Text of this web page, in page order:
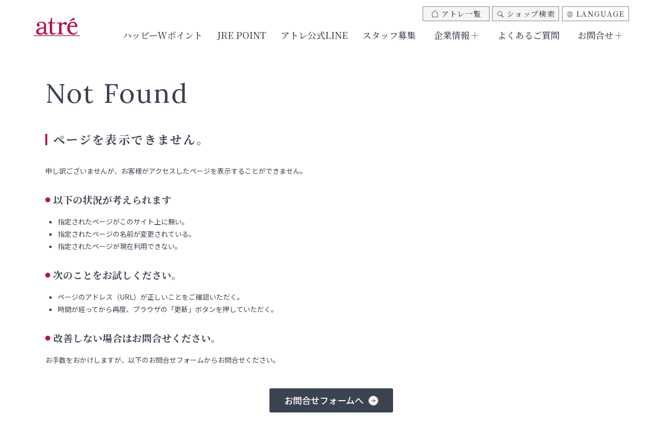
ハッピーWポイント JRE POINT アトレ公式LINE スタッフ募集 企業情報 よくあるご質問 お問合せ
アトレ一覧 ショップ検索 LANGUAGE
Not Found
ページを表示できません。
申し訳ございませんが、お客様がアクセスしたページを表示することができません。
以下の状況が考えられます
指定されたページがこのサイト上に無い。
指定されたページの名前が変更されている。
指定されたページが現在利用できない。
次のことをお試しください。
ページのアドレス（URL）が正しいことをご確認いただく。
時間が経ってから再度、ブラウザの「更新」ボタンを押していただく。
改善しない場合はお問合せください。
お手数をおかけしますが、以下のお問合せフォームからお問合せください。
お問合せフォームへ